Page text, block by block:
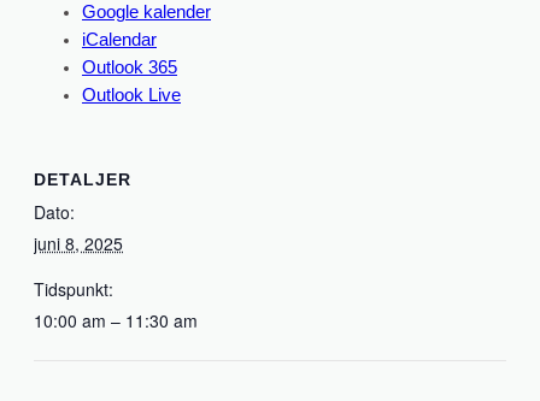
Google kalender
iCalendar
Outlook 365
Outlook Live
DETALJER
Dato:
juni 8, 2025
Tidspunkt:
10:00 am – 11:30 am